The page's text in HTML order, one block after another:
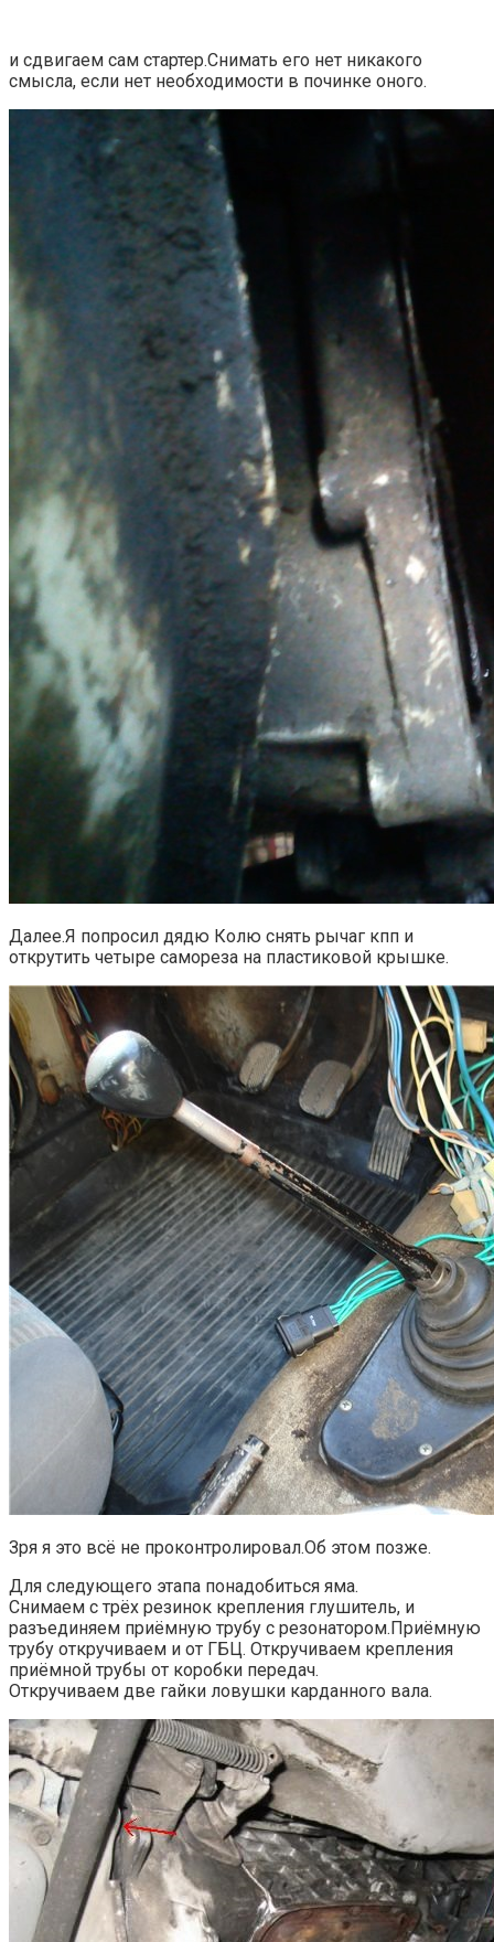
и сдвигаем сам стартер.Снимать его нет никакого
смысла, если нет необходимости в починке оного.
Далее.Я попросил дядю Колю снять рычаг кпп и
открутить четыре самореза на пластиковой крышке.
Зря я это всё не проконтролировал.Об этом позже.
Для следующего этапа понадобиться яма.
Снимаем с трёх резинок крепления глушитель, и
разъединяем приёмную трубу с резонатором.Приёмную
трубу откручиваем и от ГБЦ. Откручиваем крепления
приёмной трубы от коробки передач.
Откручиваем две гайки ловушки карданного вала.